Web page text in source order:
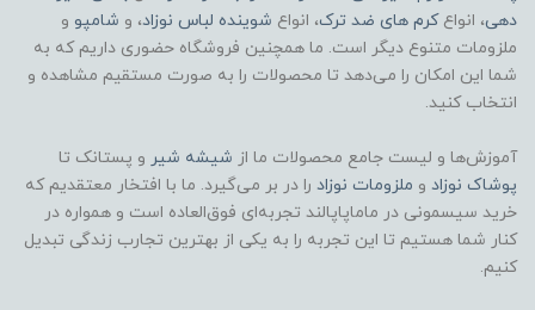
دهی، انواعکرم های ضد ترک، انواع شوینده لباس نوزاد، و شامپو و
ملزومات متنوع دیگر است. ما همچنین فروشگاه حضوری داریم که به
شما این امکان را می‌دهد تا محصولات را به صورت مستقیم مشاهده و
انتخاب کنید.
آموزش‌ها و لیست جامع محصولات ما از شیشه شیر و پستانک تا
پوشاک نوزاد و ملزومات نوزاد را در بر می‌گیرد. ما با افتخار معتقدیم که
خرید سیسمونی در ماماپاپالند تجربه‌ای فوق‌العاده است و همواره در
کنار شما هستیم تا این تجربه را به یکی از بهترین تجارب زندگی تبدیل
کنیم.